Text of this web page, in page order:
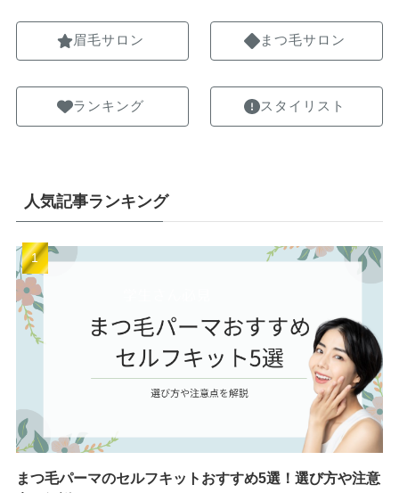
眉毛サロン
ランキング
まつ毛サロン
スタイリスト
人気記事ランキング
まつ毛パーマのセルフキットおすすめ5選！選び方や注意